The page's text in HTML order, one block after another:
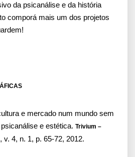
da psicanálise e da história
comporá mais um dos projetos
e mercado num mundo sem
e estética. Trivium –
, v. 4, n. 1, p. 65-72, 2012.